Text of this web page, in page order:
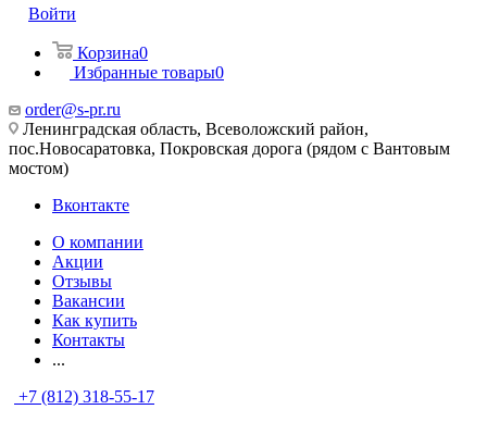
Войти
Корзина0
Избранные товары0
order@s-pr.ru
Ленинградская область, Всеволожский район,
пос.Новосаратовка, Покровская дорога (рядом с Вантовым
мостом)
Вконтакте
О компании
Акции
Отзывы
Вакансии
Как купить
Контакты
...
+7 (812) 318-55-17